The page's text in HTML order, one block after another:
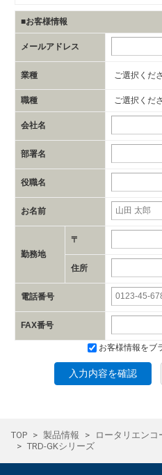
■お客様情報
メールアドレス
業種
職種
会社名
部署名
役職名
お名前
勤務地
〒
住所
電話番号
FAX番号
お客様情報をブ
入力内容を確認
TOP 製品情報 ロータリエンコ
TRD-GKシリーズ